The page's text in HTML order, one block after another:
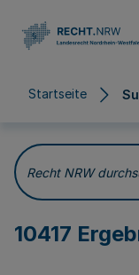
Startseite
Recht NRW
10417